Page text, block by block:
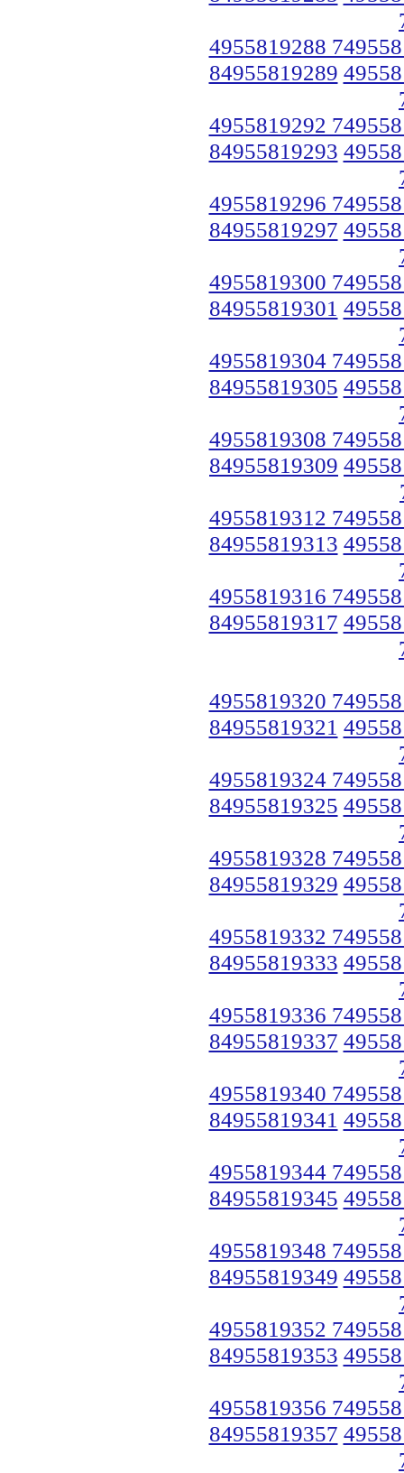
4955819288
84955819289
4955819292
84955819293
4955819296
84955819297
4955819300
84955819301
4955819304
84955819305
4955819308
84955819309
4955819312
84955819313
4955819316
84955819317
4955819320
84955819321
4955819324
84955819325
4955819328
84955819329
4955819332
84955819333
4955819336
84955819337
4955819340
84955819341
4955819344
84955819345
4955819348
84955819349
4955819352
84955819353
4955819356
84955819357